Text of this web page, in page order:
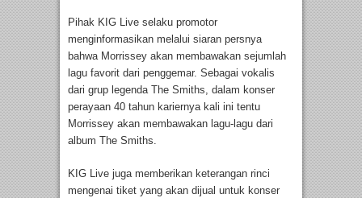
Pihak KIG Live selaku promotor
menginformasikan melalui siaran persnya
bahwa Morrissey akan membawakan sejumlah
lagu favorit dari penggemar. Sebagai vokalis
dari grup legenda The Smiths, dalam konser
perayaan 40 tahun kariernya kali ini tentu
Morrissey akan membawakan lagu-lagu dari
album The Smiths.
KIG Live juga memberikan keterangan rinci
mengenai tiket yang akan dijual untuk konser